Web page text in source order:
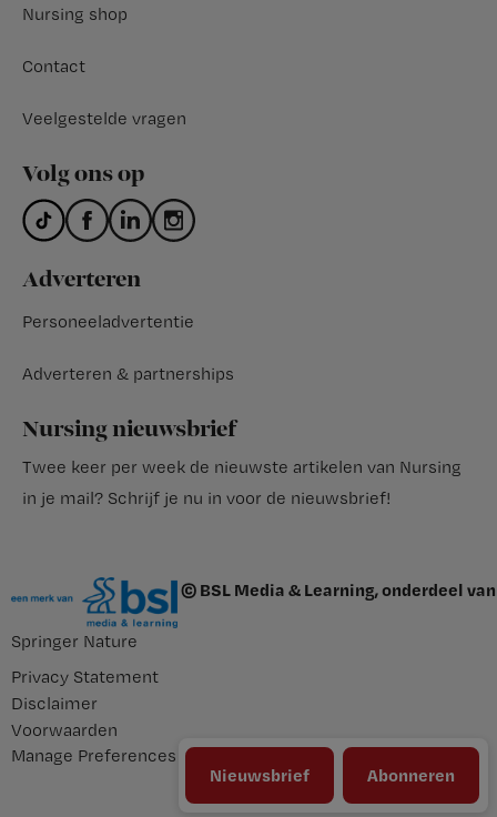
Nieuwsbrief Abonneren
Nursing shop
Contact
Veelgestelde vragen
Volg ons op
Adverteren
Personeeladvertentie
Adverteren & partnerships
Nursing nieuwsbrief
Twee keer per week de nieuwste artikelen van Nursing
in je mail? Schrijf je nu in voor de nieuwsbrief!
© BSL Media & Learning, onderdeel van
Springer Nature
Privacy Statement
Disclaimer
Voorwaarden
Manage Preferences